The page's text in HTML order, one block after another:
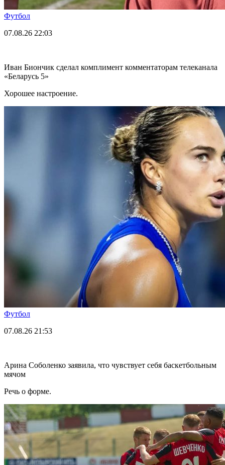
Футбол
07.08.26 22:03
Иван Биончик сделал комплимент комментаторам телеканала
«Беларусь 5»
Хорошее настроение.
Футбол
07.08.26 21:53
Арина Соболенко заявила, что чувствует себя баскетбольным
мячом
Речь о форме.